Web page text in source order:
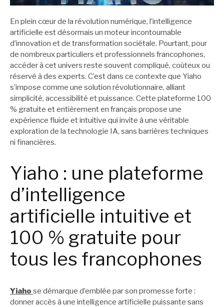
En plein cœur de la révolution numérique, l’intelligence
artificielle est désormais un moteur incontournable
d’innovation et de transformation sociétale. Pourtant, pour
de nombreux particuliers et professionnels francophones,
accéder à cet univers reste souvent compliqué, coûteux ou
réservé à des experts. C’est dans ce contexte que Yiaho
s’impose comme une solution révolutionnaire, alliant
simplicité, accessibilité et puissance. Cette plateforme 100
% gratuite et entièrement en français propose une
expérience fluide et intuitive qui invite à une véritable
exploration de la technologie IA, sans barrières techniques
ni financières.
Yiaho : une plateforme
d’intelligence
artificielle intuitive et
100 % gratuite pour
tous les francophones
Yiaho se démarque d’emblée par son promesse forte :
donner accès à une intelligence artificielle puissante sans